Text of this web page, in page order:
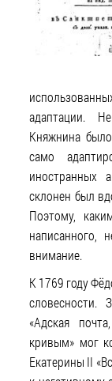
адаптации.
Княжнина
само
иностранных
склонен был
Поэтому,
написанного,
внимание.
К 1769 году
словесности.
«Адская
кривым» мог
Екатерины II